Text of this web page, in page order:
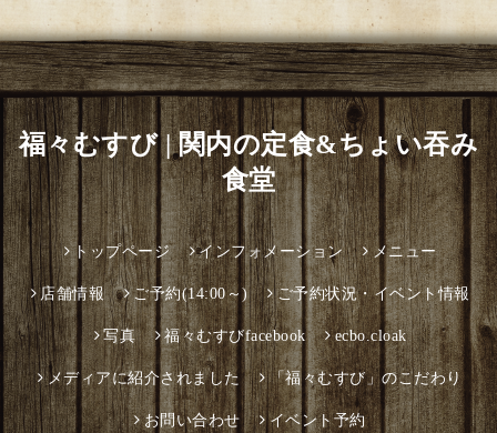
福々むすび | 関内の定食&ちょい吞み
食堂
トップページ インフォメーション メニュー
店舗情報 ご予約(14:00～) ご予約状況・イベント情報
写真 福々むすびfacebook ecbo.cloak
メディアに紹介されました 「福々むすび」のこだわり
お問い合わせ イベント予約